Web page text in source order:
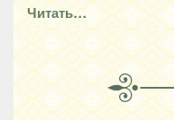
Читать…